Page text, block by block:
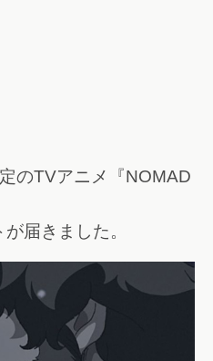
のTVアニメ『NOMAD
届きました。